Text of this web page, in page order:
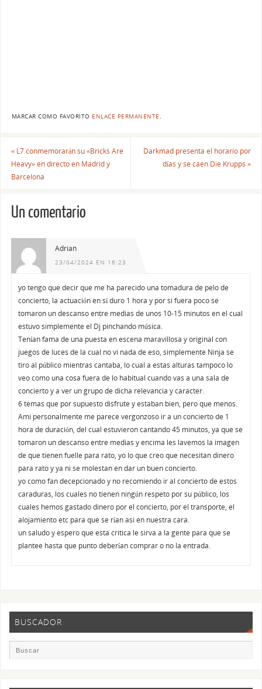
MARCAR COMO FAVORITO ENLACE PERMANENTE.
«L7 conmemorarán su «Bricks Are
Heavy» en directo en Madrid y
Barcelona
Darkmad presenta el horario por
días y se caen Die Krupps»
Un comentario
Adrian
23/04/2024 EN 16:23
yo tengo que decir que me ha parecido una tomadura de pelo de
concierto, la actuación en sí duro 1 hora y por si fuera poco se
tomaron un descanso entre medias de unos 10-15 minutos en el cual
estuvo simplemente el Dj pinchando música.
Tenían fama de una puesta en escena maravillosa y original con
juegos de luces de la cual no vi nada de eso, simplemente Ninja se
tiro al público mientras cantaba, lo cual a estas alturas tampoco lo
veo como una cosa fuera de lo habitual cuando vas a una sala de
concierto y a ver un grupo de dicha relevancia y caracter.
6 temas que por supuesto disfrute y estaban bien, pero que menos.
Ami personalmente me parece vergonzoso ir a un concierto de 1
hora de duración, del cual estuvieron cantando 45 minutos, ya que se
tomaron un descanso entre medias y encima les lavemos la imagen
de que tienen fuelle para rato, yo lo que creo que necesitan dinero
para rato y ya ni se molestan en dar un buen concierto.
yo como fan decepcionado y no recomiendo ir al concierto de estos
caraduras, los cuales no tienen ningún respeto por su público, los
cuales hemos gastado dinero por el concierto, por el transporte, el
alojamiento etc para que se rían asi en nuestra cara.
un saludo y espero que esta critica le sirva a la gente para que se
plantee hasta que punto deberían comprar o no la entrada.
BUSCADOR